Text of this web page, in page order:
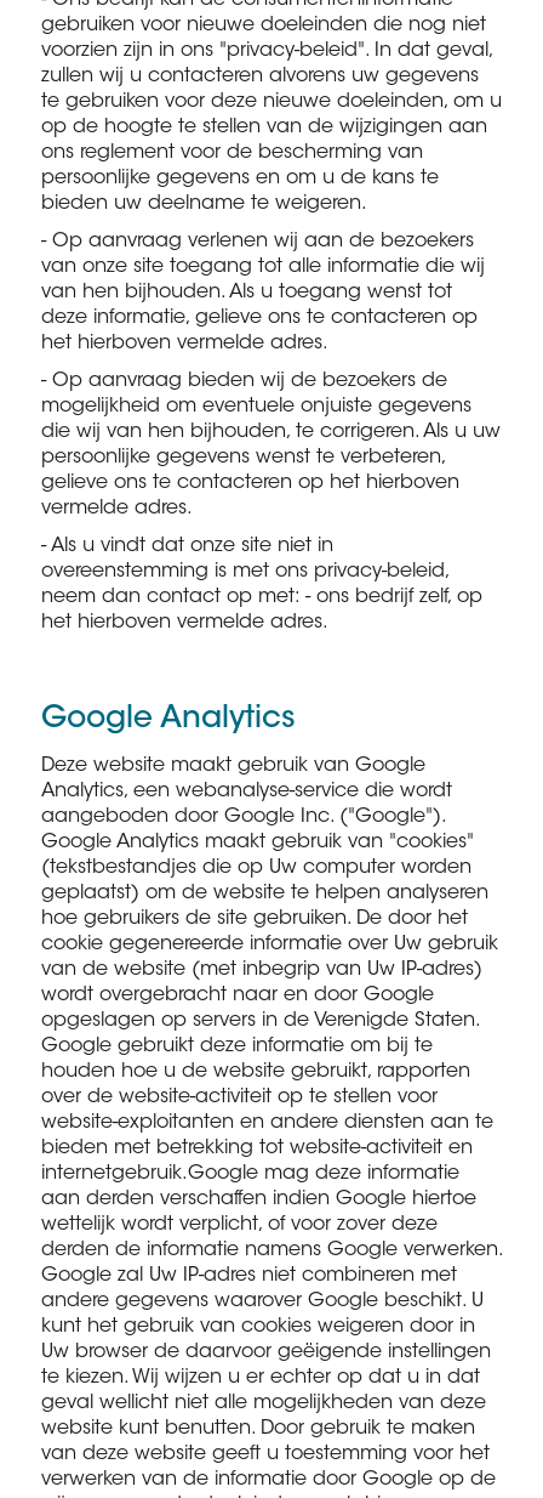
gebruiken voor nieuwe doeleinden die nog niet
voorzien zijn in ons "privacy-beleid". In dat geval,
zullen wij u contacteren alvorens uw gegevens
te gebruiken voor deze nieuwe doeleinden, om u
op de hoogte te stellen van de wijzigingen aan
ons reglement voor de bescherming van
persoonlijke gegevens en om u de kans te
bieden uw deelname te weigeren.
- Op aanvraag verlenen wij aan de bezoekers
van onze site toegang tot alle informatie die wij
van hen bijhouden. Als u toegang wenst tot
deze informatie, gelieve ons te contacteren op
het hierboven vermelde adres.
- Op aanvraag bieden wij de bezoekers de
mogelijkheid om eventuele onjuiste gegevens
die wij van hen bijhouden, te corrigeren. Als u uw
persoonlijke gegevens wenst te verbeteren,
gelieve ons te contacteren op het hierboven
vermelde adres.
- Als u vindt dat onze site niet in
overeenstemming is met ons privacy-beleid,
neem dan contact op met: - ons bedrijf zelf, op
het hierboven vermelde adres.
Google Analytics
Deze website maakt gebruik van Google
Analytics, een webanalyse-service die wordt
aangeboden door Google Inc. ("Google").
Google Analytics maakt gebruik van "cookies"
(tekstbestandjes die op Uw computer worden
geplaatst) om de website te helpen analyseren
hoe gebruikers de site gebruiken. De door het
cookie gegenereerde informatie over Uw gebruik
van de website (met inbegrip van Uw IP-adres)
wordt overgebracht naar en door Google
opgeslagen op servers in de Verenigde Staten.
Google gebruikt deze informatie om bij te
houden hoe u de website gebruikt, rapporten
over de website-activiteit op te stellen voor
website-exploitanten en andere diensten aan te
bieden met betrekking tot website-activiteit en
internetgebruik.Google mag deze informatie
aan derden verschaffen indien Google hiertoe
wettelijk wordt verplicht, of voor zover deze
derden de informatie namens Google verwerken.
Google zal Uw IP-adres niet combineren met
andere gegevens waarover Google beschikt. U
kunt het gebruik van cookies weigeren door in
Uw browser de daarvoor geëigende instellingen
te kiezen. Wij wijzen u er echter op dat u in dat
geval wellicht niet alle mogelijkheden van deze
website kunt benutten. Door gebruik te maken
van deze website geeft u toestemming voor het
verwerken van de informatie door Google op de